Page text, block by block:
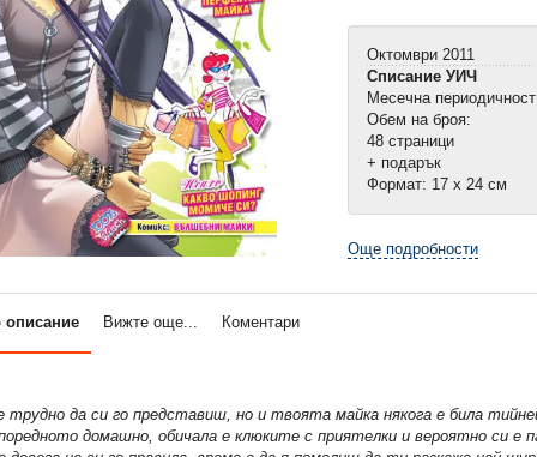
Октомври 2011
Списание УИЧ
Месечна периодичност
Обем на броя:
48 страници
+ подарък
Формат: 17 х 24 см
Още подробности
описание Вижте още... Коментари
трудно да си го представиш, но и твоята майка някога е била
домашно, обичала е клюките с приятелки и вероятно си е